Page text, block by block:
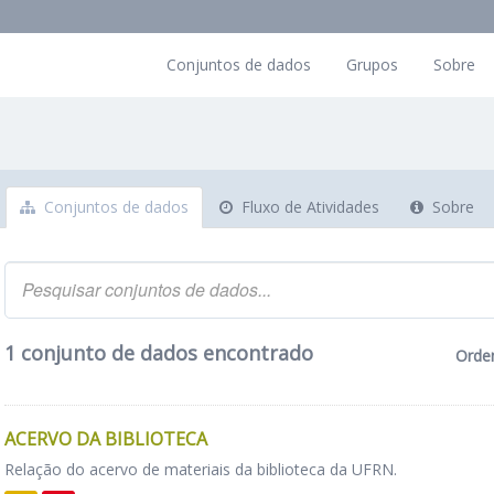
Conjuntos de dados Grupos Sobre
Conjuntos de dados Fluxo de Atividades Sobre
1 conjunto de dados encontrado
ACERVO DA BIBLIOTECA
Relação do acervo de materiais da biblioteca da UFRN.